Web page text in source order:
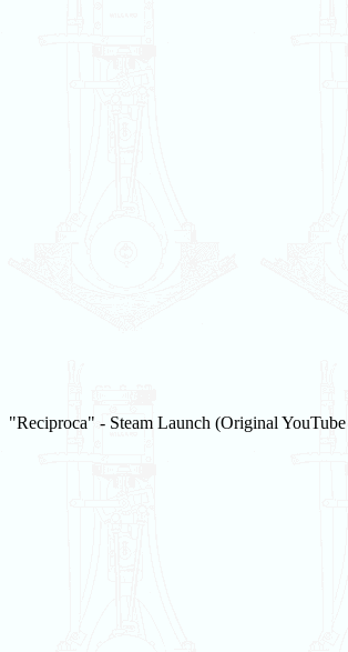
"Reciproca" - Steam Launch (Original